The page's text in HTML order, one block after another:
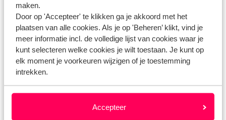
maken.
Door op 'Accepteer' te klikken ga je akkoord met het
plaatsen van alle cookies. Als je op 'Beheren’ klikt, vind je
meer informatie incl. de volledige lijst van cookies waar je
kunt selecteren welke cookies je wilt toestaan. Je kunt op
elk moment je voorkeuren wijzigen of je toestemming
intrekken.
Accepteer
WhatsApp ons op het nummer+3238081067. Je
kunt ons op hetzelfde nummer ook bellen, houd dan
rekening met langere wachttijden.
Openingstijden:
Zaterdag: 10:00-17:00